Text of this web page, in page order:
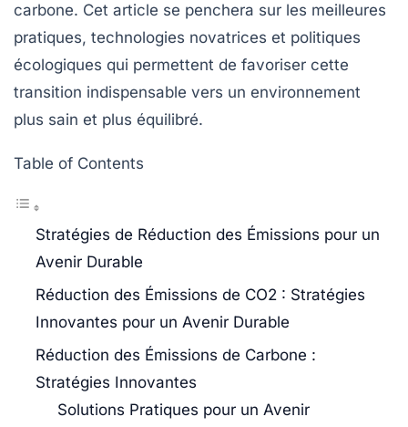
carbone. Cet article se penchera sur les meilleures
pratiques, technologies novatrices et politiques
écologiques qui permettent de favoriser cette
transition indispensable vers un environnement
plus sain et plus équilibré.
Table of Contents
Stratégies de Réduction des Émissions pour un
Avenir Durable
Réduction des Émissions de CO2 : Stratégies
Innovantes pour un Avenir Durable
Réduction des Émissions de Carbone :
Stratégies Innovantes
Solutions Pratiques pour un Avenir